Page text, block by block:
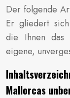
Der folgende
Er gliedert
die Ihnen das
eigene,
Mallorcas